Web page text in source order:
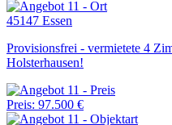
45147 Essen
Provisionsfrei - vermietete 4
Holsterhausen!
Preis: 97.500 €